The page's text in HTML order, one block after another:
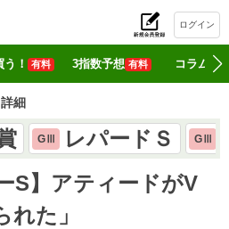
ログイン
！ 有料 3指数予想 有料 コラム
細
GⅢ レパードＳ GⅢ
S】アティードがV
れた」